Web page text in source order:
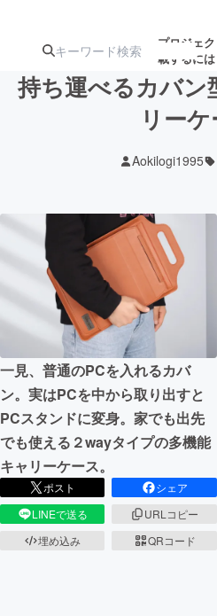
プロジェ
載するには
ジェクト
アート・写真
テクノロジー・ガジェ
映像・映画
ビジネス・起業
まちづくり・地域活性化
CAMPFIRE for Social Good
CAMPFIREふるさと納税
持ち運べるカバン
リー
Aokilogi1995
一見、普通のPCを入れるカバ
ン。実はPCを中から取り出すと
PCスタンドに変身。家でも出先
でも使える２wayタイプの多機能
キャリーケース。
ポスト
シェア
LINEで送る
URLコピー
埋め込み
QRコード